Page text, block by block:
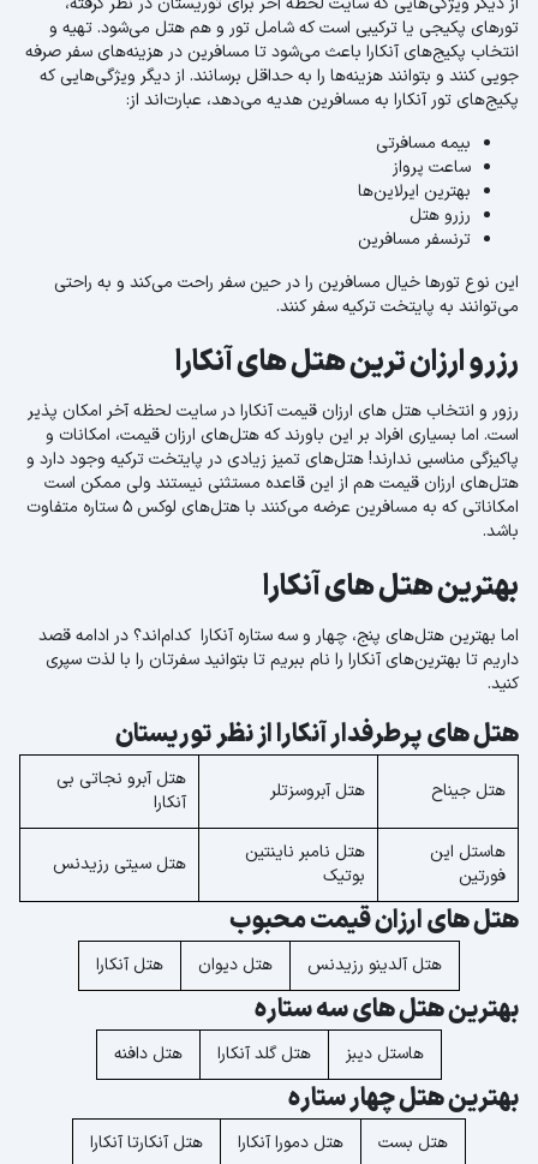
تورهای پکیجی یا ترکیبی است که شامل تور و هم هتل می‌شود. تهیه و
انتخاب پکیج‌های آنکارا باعث می‌شود تا مسافرین در هزینه‌های سفر صرفه
جویی کنند و بتوانند هزینه‌ها را به حداقل برسانند. از دیگر ویژگی‌هایی که
پکیج‌های تور آنکارا به مسافرین هدیه می‌دهد، عبارت‌اند از:
بیمه مسافرتی
ساعت پرواز
بهترین ایرلاین‌ها
رزرو هتل
ترنسفر مسافرین
این نوع تورها خیال مسافرین را در حین سفر راحت می‌کند و به راحتی
می‌توانند به پایتخت ترکیه سفر کنند.
رزرو ارزان ترین هتل های آنکارا
رزور و انتخاب هتل های ارزان قیمت آنکارا در سایت لحظه آخر امکان پذیر
است. اما بسیاری افراد بر این باورند که هتل‌های ارزان قیمت، امکانات و
پاکیزگی مناسبی ندارند! هتل‌های تمیز زیادی در پایتخت ترکیه وجود دارد و
هتل‌های ارزان قیمت هم از این قاعده مستثنی نیستند ولی ممکن است
امکاناتی که به مسافرین عرضه می‌کنند با هتل‌های لوکس 5 ستاره متفاوت
باشد.
بهترین هتل های آنکارا
اما بهترین هتل‌های پنج، چهار و سه ستاره آنکارا کدام‌اند؟ در ادامه قصد
داریم تا بهترین‌های آنکارا را نام ببریم تا بتوانید سفرتان را با لذت سپری
کنید.
هتل های پرطرفدار آنکارا از نظر توریستان
هتل جیناح هتل آبروسزتلر
هتل آبرو نجاتی بی
آنکارا
هاستل این
فورتین
هتل نامبر ناینتین
بوتیک
هتل سیتی رزیدنس
هتل های ارزان قیمت محبوب
هتل آلدینو رزیدنس هتل دیوان هتل آنکارا
بهترین هتل های سه ستاره
هاستل دیبز هتل گلد آنکارا هتل دافنه
بهترین هتل چهار ستاره
هتل بست هتل دمورا آنکارا هتل آنکارتا آنکارا